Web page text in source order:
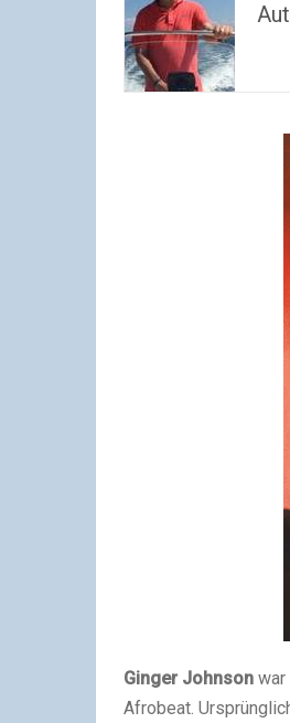
Ginger Johnson war
Afrobeat.